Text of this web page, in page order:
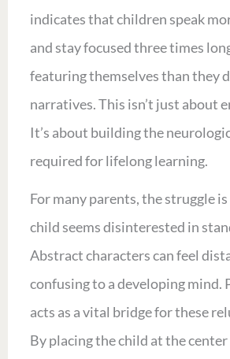
indicates that children speak
and stay focused three times
featuring themselves than they
narratives. This isn’t just about
It’s about building the
required for lifelong learning.
For many parents, the struggle
child seems disinterested in
Abstract characters can feel
confusing to a developing mind.
acts as a vital bridge for these
By placing the child at the